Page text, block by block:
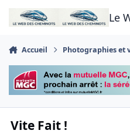
Aller au contenu
Le
Accueil Photographies et
Vite Fait !